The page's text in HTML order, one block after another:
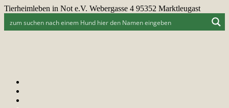
Tierheimleben in Not e.V. Webergasse 4 95352 Marktleugast